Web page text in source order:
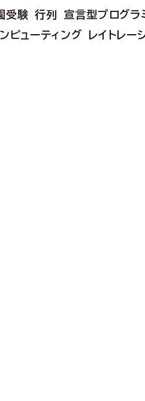
受験 行列
宣言型プログラ
ピューティング
レイトレー